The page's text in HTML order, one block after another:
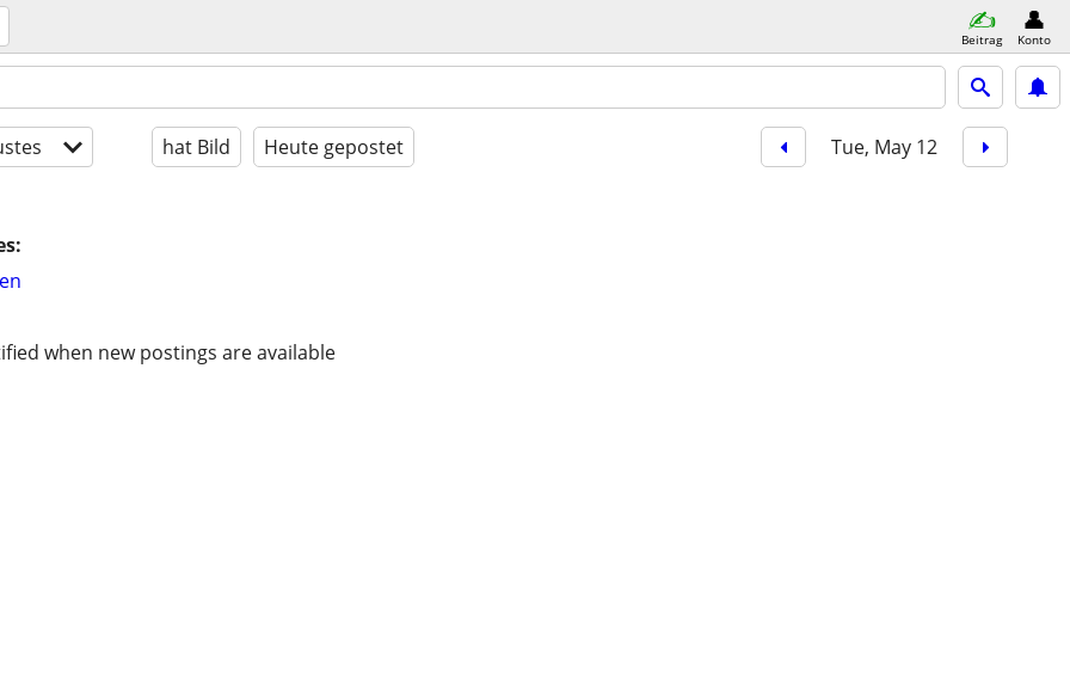
Beitrag Konto
hat Bild Heute gepostet Tue, May 12
when new postings are available